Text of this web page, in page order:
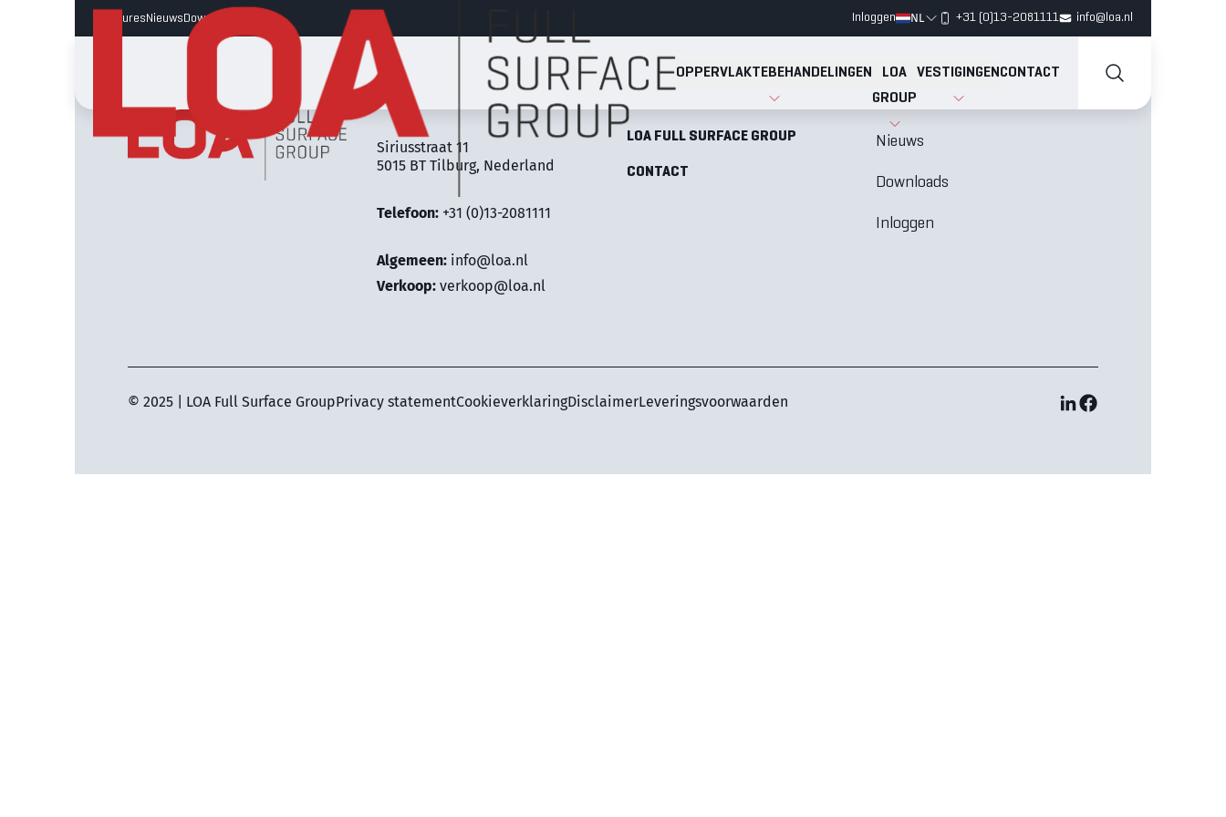
Vacatures Nieuws Downloads Inloggen NL +31 (0)13-2081111 info@loa.nl
OPPERVLAKTEBEHANDELINGEN
LOA
GROUP
VESTIGINGEN CONTACT
LOA Full Surface Group
Siriusstraat 11
5015 BT Tilburg, Nederland
Telefoon: +31 (0)13-2081111
Algemeen: info@loa.nl
Verkoop:verkoop@loa.nl
OPPERVLAKTEBEHANDELINGEN
LOA FULL SURFACE GROUP
CONTACT
Vacatures
Nieuws
Downloads
Inloggen
© 2025 | LOA Full Surface GroupPrivacy statementCookieverklaringDisclaimerLeveringsvoorwaarden